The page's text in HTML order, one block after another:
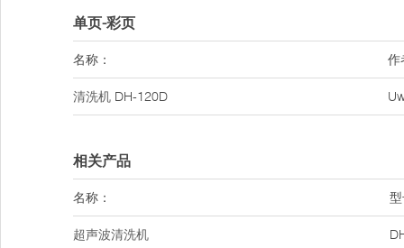
单页-彩页
名称： 作
清洗机 DH-120D
相关产品
名称：
超声波清洗机